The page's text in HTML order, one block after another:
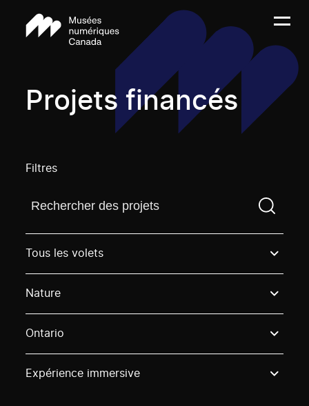
Projets financés
Filtres
Trouvez un projetVous devez saisir un terme de
Tous les volets
Nature
Ontario
Expérience immersive